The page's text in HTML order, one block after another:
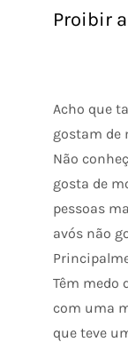
Proibir
Acho que
gostam de
Não
gosta de
pessoas
avós não
Têm medo
com uma
que teve